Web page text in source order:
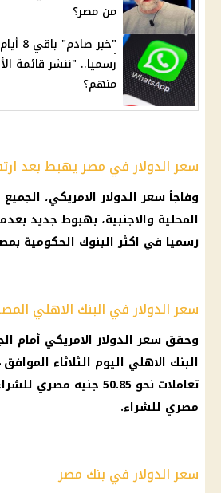
من مصر؟
"خبر
رسميا.. "ننشر قائمة
منهم؟
سعر الدولار في مصر يهبط بعد
وفاجأ سعر الدولار الامريكي،
رسميا في اكثر البنوك الحكومية
سعر الدولار في البنك الاهلي
وحقق سعر الدولار الامريكي أمام
مصري للشراء.
سعر الدولار في بنك مصر